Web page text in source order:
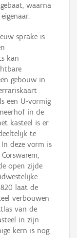
waarna
sprake is
kan
gebouw in
een U-vormig
in de
kasteel is er
te
deze vorm is
open zijde
laat de
verbouwen
van de
in zijn
kern is nog